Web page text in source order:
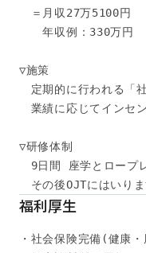
＝月収27万5100円
年収例：330万円
▽施策
定期的に行われる「
業績に応じてインセ
▽研修体制
9日間 座学とロープ
その後OJTにはいり
福利厚生
・社会保険完備(健康